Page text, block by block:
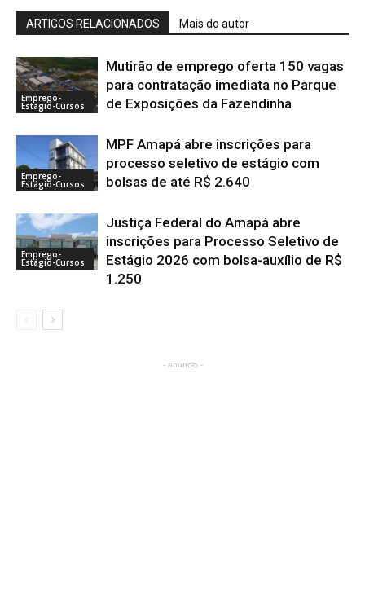
ARTIGOS RELACIONADOS Mais do autor
Emprego-
Estágio-Cursos
Mutirão de emprego oferta 150 vagas
para contratação imediata no Parque
de Exposições da Fazendinha
Emprego-
Estágio-Cursos
MPF Amapá abre inscrições para
processo seletivo de estágio com
bolsas de até R$ 2.640
Emprego-
Estágio-Cursos
Justiça Federal do Amapá abre
inscrições para Processo Seletivo de
Estágio 2026 com bolsa-auxílio de R$
1.250
- anuncio -